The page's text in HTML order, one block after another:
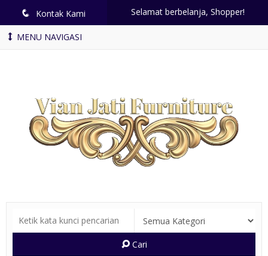
q Kontak Kami Selamat berbelanja, Shopper!
MENU NAVIGASI
Cari